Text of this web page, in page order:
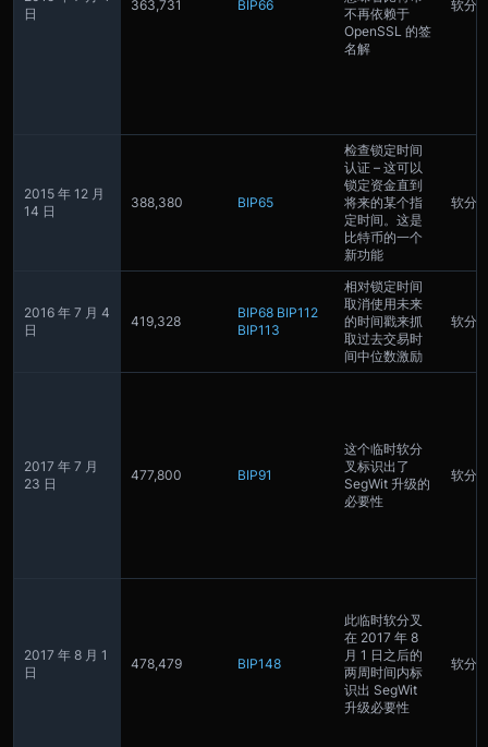
日
363,731 BIP66
不再依赖于
OpenSSL 的签
名解
软分
2015 年 12 月
14 日
388,380 BIP65
检查锁定时间
认证 – 这可以
锁定资金直到
将来的某个指
定时间。这是
比特币的一个
新功能
软分
2016 年 7 月 4
日
419,328
BIP68 BIP112
BIP113
相对锁定时间
取消使用未来
的时间戳来抓
取过去交易时
间中位数激励
软分
2017 年 7 月
23 日
477,800 BIP91
这个临时软分
叉标识出了
SegWit 升级的
必要性
软分
2017 年 8 月 1
日
478,479 BIP148
此临时软分叉
在 2017 年 8
月 1 日之后的
两周时间内标
识出 SegWit
升级必要性
软分